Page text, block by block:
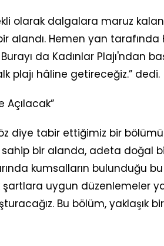
olarak dalgalara maruz
alandı. Hemen yan tarafında
Burayı da Kadınlar Plajı'ndan
plajı hâline getireceğiz.” dedi.
Açılacak”
diye tabir ettiğimiz bir
bir alanda, adeta doğal
kumsalların bulunduğu
uygun düzenlemeler
Bu bölüm, yaklaşık